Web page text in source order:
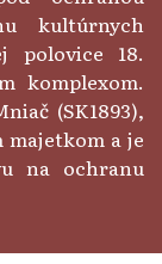
kultúrnych
polovice 18.
komplexom.
(SK1893),
a je
na ochranu